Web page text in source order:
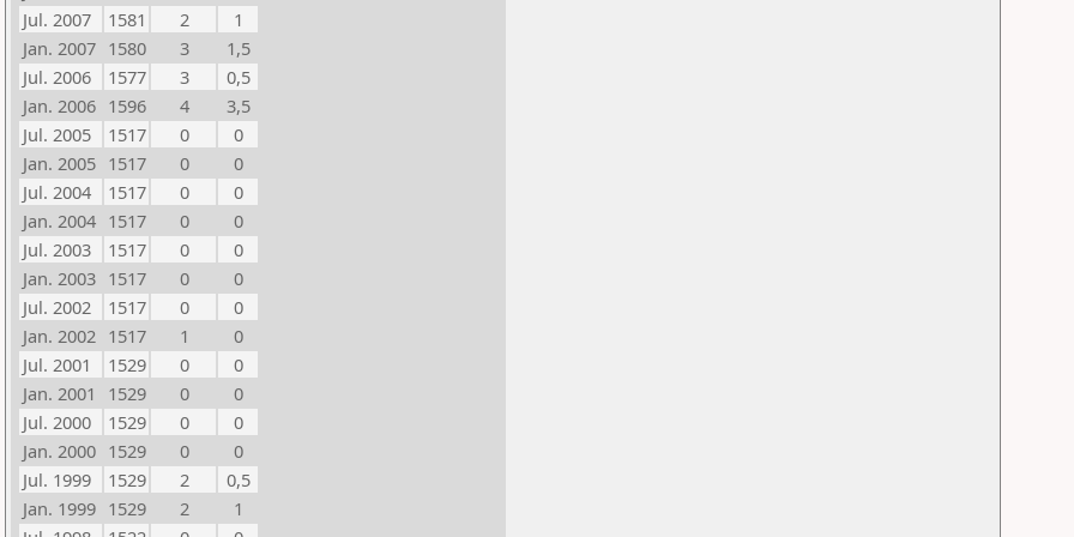
Jul. 2007
1581 2
1
Jan. 2007 1580 3
1,5
Jul. 2006
1577 3
0,5
Jan. 2006 1596 4
3,5
Jul. 2005
1517 0
0
Jan. 2005 1517 0
0
Jul. 2004
1517 0
0
Jan. 2004 1517 0
0
Jul. 2003
1517 0
0
Jan. 2003 1517 0
0
Jul. 2002
1517 0
0
Jan. 2002 1517 1
0
Jul. 2001
1529 0
0
Jan. 2001
1529 0
0
Jul. 2000
1529 0
0
Jan. 2000 1529 0
0
Jul. 1999
1529 2
0,5
Jan. 1999 1529 2
1